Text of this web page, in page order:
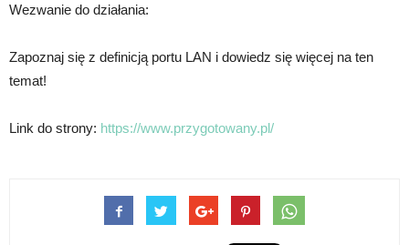
Wezwanie do działania:
Zapoznaj się z definicją portu LAN i dowiedz się więcej na ten
temat!
Link do strony: https://www.przygotowany.pl/